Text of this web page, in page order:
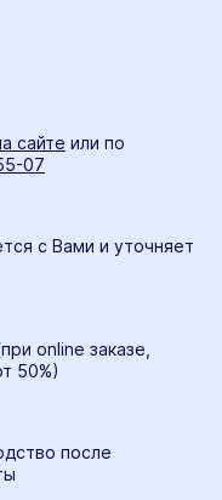
сайте или по
07
с Вами и уточняет
online заказе,
50%)
после